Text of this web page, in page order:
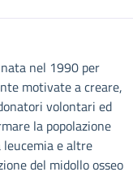
nel 1990 per
motivate a creare,
volontari ed
la popolazione
e altre
del midollo osseo